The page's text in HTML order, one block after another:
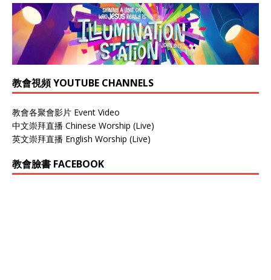
教會視頻 YOUTUBE CHANNELS
教會各聚會影片 Event Video
中文崇拜直播 Chinese Worship (Live)
英文崇拜直播 English Worship (Live)
教會臉書 FACEBOOK